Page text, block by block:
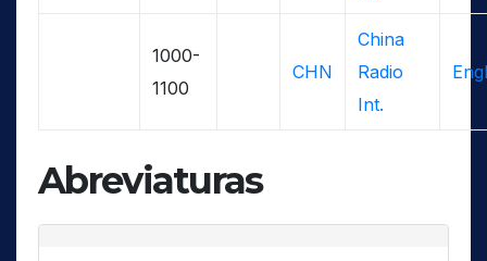
1000-
1100
CHN
China
Radio
Int.
Abreviaturas